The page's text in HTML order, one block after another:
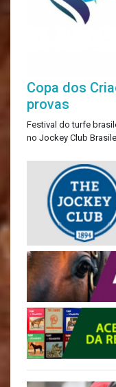
Copa dos
provas
Festival do turfe
no Jockey Club